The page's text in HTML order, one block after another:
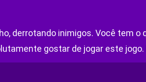
derrotando inimigos. Você tem
gostar de jogar este